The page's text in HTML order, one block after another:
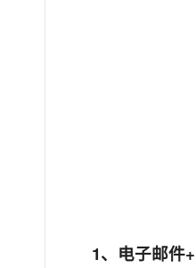
1、电子邮件